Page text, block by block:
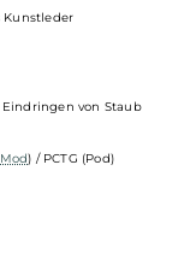
benötigst
Akku